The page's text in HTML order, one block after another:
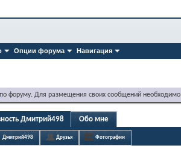
Опции форума Навигация
по форуму. Для размещения своих сообщений необходимо
Дмитрий498 Обо мне
Дмитрий498 Друзья Фотографии